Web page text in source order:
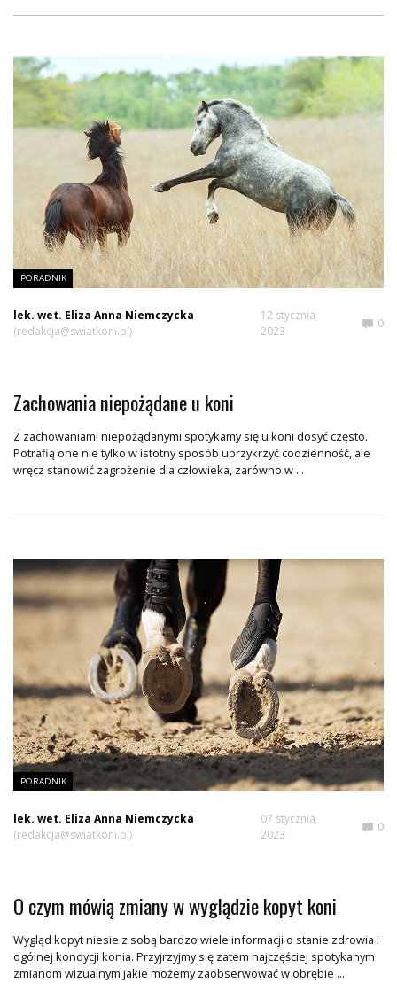
PORADNIK
lek. wet. Eliza Anna Niemczycka
(redakcja@swiatkoni.pl)
12 stycznia
2023
0
Zachowania niepożądane u koni
Z zachowaniami niepożądanymi spotykamy się u koni dosyć często.
Potrafią one nie tylko w istotny sposób uprzykrzyć codzienność, ale
wręcz stanowić zagrożenie dla człowieka, zarówno w ...
PORADNIK
lek. wet. Eliza Anna Niemczycka
(redakcja@swiatkoni.pl)
07 stycznia
2023
0
O czym mówią zmiany w wyglądzie kopyt koni
Wygląd kopyt niesie z sobą bardzo wiele informacji o stanie zdrowia i
ogólnej kondycji konia. Przyjrzyjmy się zatem najczęściej spotykanym
zmianom wizualnym jakie możemy zaobserwować w obrębie ...